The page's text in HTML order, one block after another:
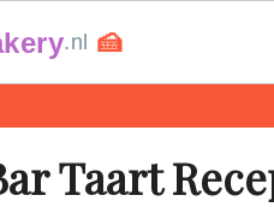
.nl 🍰
Taart